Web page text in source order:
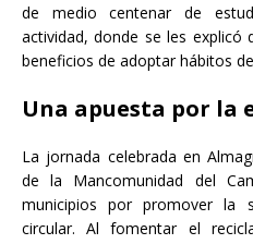
de medio centenar de
actividad, donde se les explicó
beneficios de adoptar hábitos
Una apuesta por la
La jornada celebrada en
de la Mancomunidad del
municipios por promover la
circular. Al fomentar el